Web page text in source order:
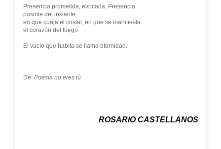
Presencia prometida, evocada. Presencia
posible del instante
en que cuaja el cristal, en que se manifiesta
el corazón del fuego.
El vacío que habita se llama eternidad.
De: Poesía no eres tú
ROSARIO CASTELLANOS